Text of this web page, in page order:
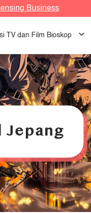
Business
TV dan Film Bioskop